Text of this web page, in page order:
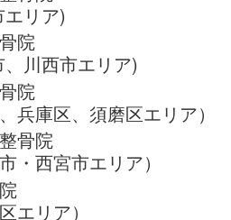
リア)
院
川西市エリア)
院
兵庫区、須磨区エリア）
骨院
・西宮市エリア）
エリア）